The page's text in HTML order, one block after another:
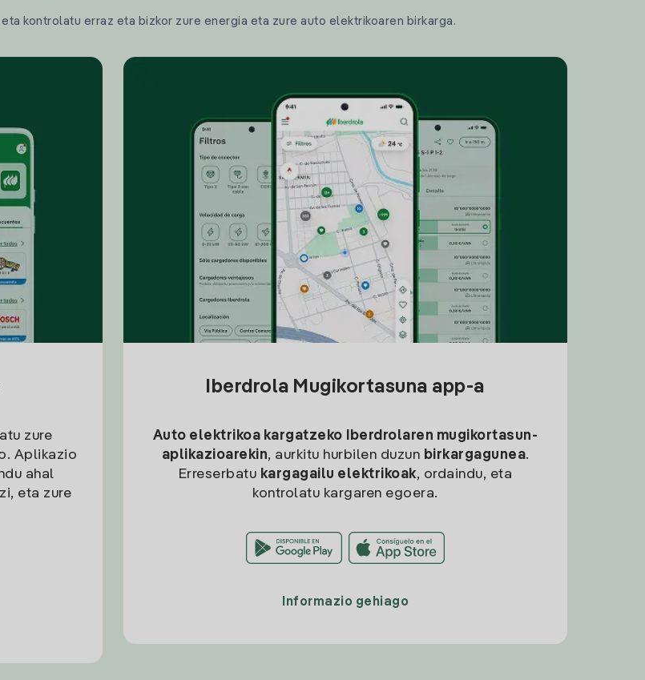
kontrolatu erraz eta bizkor zure energia eta zure auto elektrikoaren birkarga.
zure
Aplikazio
ahal
eta zure
Iberdrola Mugikortasuna app-a
Auto elektrikoa kargatzeko
Iberdrolaren mugikortasun-
aplikazioarekin, aurkitu hurbilen duzun birkargagunea.
Erreserbatu kargagailu elektrikoak, ordaindu, eta
kontrolatu kargaren egoera.
Informazio gehiago